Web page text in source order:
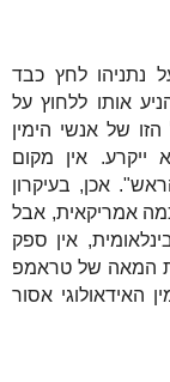
נתניהו לחץ כבד
אותו ללחוץ על
של אנשי הימין
אין מקום
אכן, בעיקרון
אמריקאית, אבל
אין ספק
המאה של טראמפ
האידאולוגי אסור